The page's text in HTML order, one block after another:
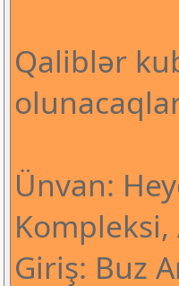
Qaliblər
Ünvan:
Kompleksi,
Giriş: Buz